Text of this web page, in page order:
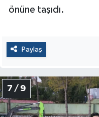
önüne taşıdı.
Paylaş
7 / 9